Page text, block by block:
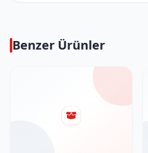
Benzer Ürünler